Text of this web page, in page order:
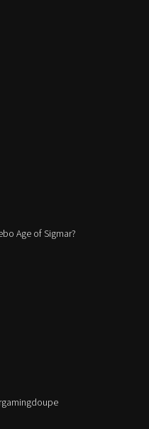
Age of Sigmar?